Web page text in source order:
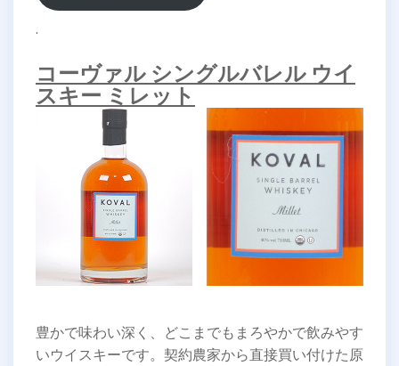
.
コーヴァル シングルバレル ウイ
スキー ミレット
豊かで味わい深く、どこまでもまろやかで飲みやす
いウイスキーです。契約農家から直接買い付けた原